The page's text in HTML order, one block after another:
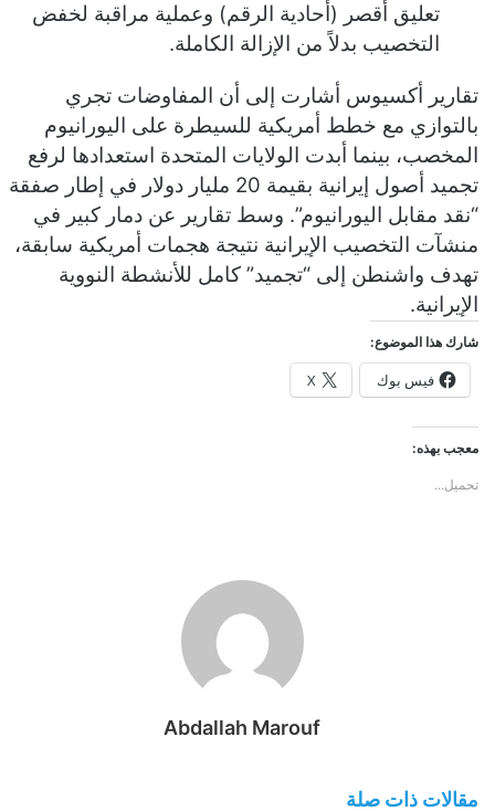
تعليق أقصر (أحادية الرقم) وعملية مراقبة لخفض
التخصيب بدلاً من الإزالة الكاملة.
تقارير أكسيوس أشارت إلى أن المفاوضات تجري
بالتوازي مع خطط أمريكية للسيطرة على اليورانيوم
المخصب، بينما أبدت الولايات المتحدة استعدادها لرفع
تجميد أصول إيرانية بقيمة 20 مليار دولار في إطار صفقة
“نقد مقابل اليورانيوم”. وسط تقارير عن دمار كبير في
منشآت التخصيب الإيرانية نتيجة هجمات أمريكية سابقة،
تهدف واشنطن إلى “تجميد” كامل للأنشطة النووية
الإيرانية.
شارك هذا الموضوع:
فيس بوك X
معجب بهذه:
تحميل...
Abdallah Marouf
مقالات ذات صلة